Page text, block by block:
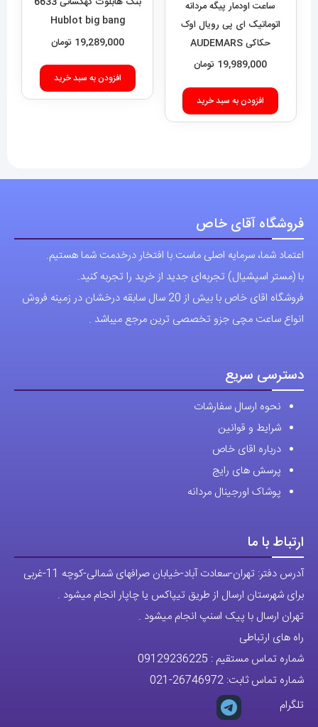
ساعت اودمار پیگه مردانه
اتوماتیک ای پی رویال اوک
حکاکی AUDEMARS
PIGUET ROYAL Oak
19,989,000 تومان
افزودن به سبد خرید
افزودن به سبد خرید
فروشگاه آقای خاص
اعتماد شما، سرمایه اصلی ماست.با افتخار درخدمت شما هستیم.
با (مستر اسپشیال) تجربه‌ای جدید از خرید را تجربه کنید.
فروشگاه اقای خاص با بیش از 20 سال سابقه درخشان در زمینه فروش
انواع ساعت مچی جزو تخصصی ترین مرجع میباشد .
دسترسی سریع
نحوه ارسال سفارشات
شرایط و قوانین
درباره اقای خاص
پرسش های رایج
پوشاک اورجینال مردانه
ارتباط با ما
آدرس دفتر: تهران-سعادت آباد-خیابان صرافهای شمالی-کوچه 11-غربی
برای شهرستان ارسال از طریق تیپاکس یا چاپار انجام میشود .
تهران ارسال با پیک اسنپ انجام میشود .
راه های ارتباطی
شماره تماس مستقیم : 09129236225
شماره تماس ثابت: 26746972
-021
تلگرام